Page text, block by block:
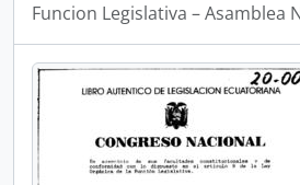
Funcion Legislativa – Asamblea